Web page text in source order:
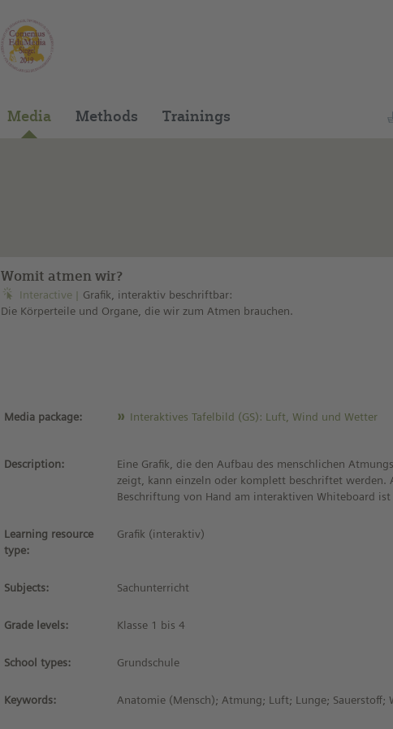
Media Methods Trainings
Womit atmen wir?
Interactive
Grafik, interaktiv beschriftbar:
Die Körperteile und Organe, die wir zum Atmen brauchen.
Media package: Interaktives Tafelbild (GS): Luft, Wind und Wetter
Description:
Eine Grafik, die den Aufbau des menschlichen
zeigt, kann einzeln oder komplett beschriftet werden.
Beschriftung von Hand am interaktiven Whiteboard
Learning resource
type:
Grafik (interaktiv)
Subjects: Sachunterricht
Grade levels: Klasse 1 bis 4
School types: Grundschule
Keywords: Anatomie (Mensch); Atmung; Luft; Lunge; Sauerstoff;